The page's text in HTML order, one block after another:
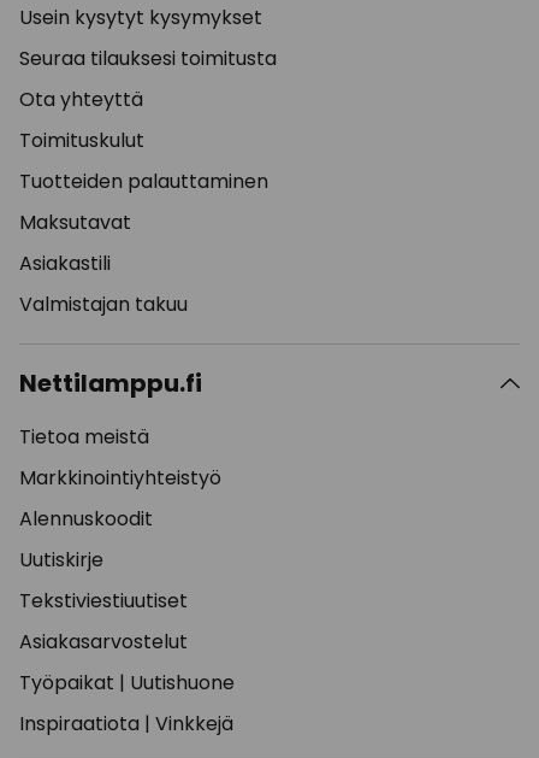
Usein kysytyt kysymykset
Seuraa tilauksesi toimitusta
Ota yhteyttä
Toimituskulut
Tuotteiden palauttaminen
Maksutavat
Asiakastili
Valmistajan takuu
Nettilamppu.fi
Tietoa meistä
Markkinointiyhteistyö
Alennuskoodit
Uutiskirje
Tekstiviestiuutiset
Asiakasarvostelut
Työpaikat | Uutishuone
Inspiraatiota | Vinkkejä